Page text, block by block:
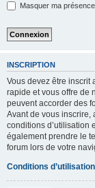
Masquer ma
INSCRIPTION
Vous devez être inscrit
rapide et vous offre de
peuvent accorder des
Avant de vous inscrire,
conditions d’utilisation
également prendre le
forum lors de votre
Conditions d’utilisation